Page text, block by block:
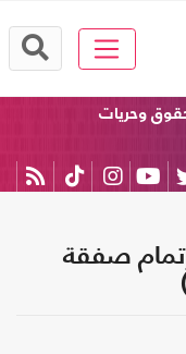
وحريات
صفقة